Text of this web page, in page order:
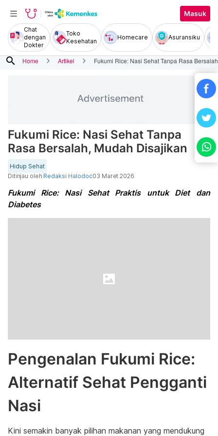
Masuk
Chat
dengan
Dokter
Toko
Kesehatan
Homecare Asuransiku
search Home Artikel Fukumi Rice: Nasi Sehat Tanpa Rasa
Fukumi Rice: Nasi Sehat Tanpa
Rasa Bersalah, Mudah Disajikan
Hidup Sehat
Ditinjau oleh Redaksi Halodoc03 Maret 2026
Fukumi Rice: Nasi Sehat Praktis untuk Diet dan
Diabetes
Pengenalan Fukumi Rice:
Alternatif Sehat Pengganti
Nasi
Kini semakin banyak pilihan makanan yang mendukung